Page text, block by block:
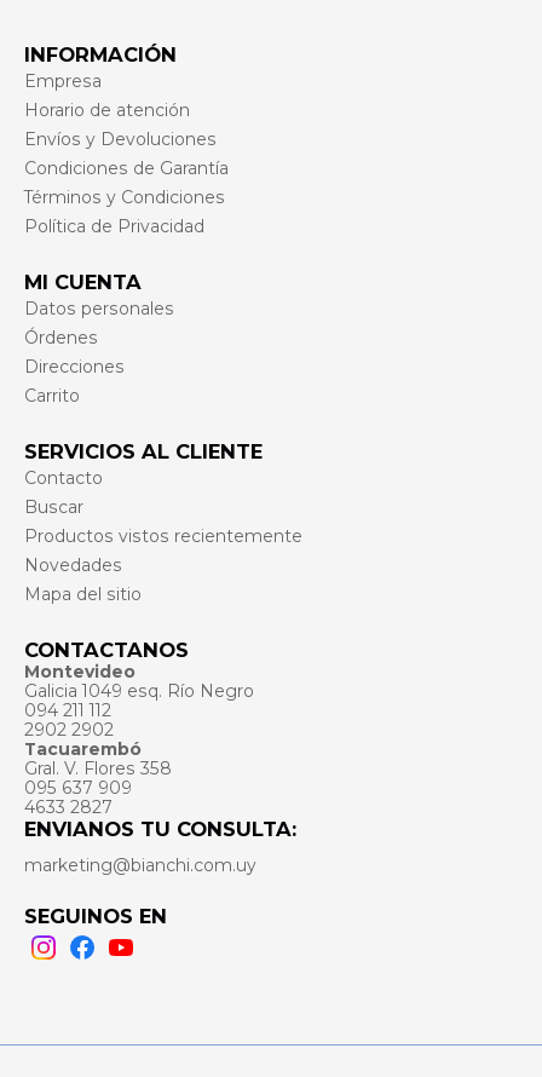
INFORMACIÓN
Empresa
Horario de atención
Envíos y Devoluciones
Condiciones de Garantía
Términos y Condiciones
Política de Privacidad
MI CUENTA
Datos personales
Órdenes
Direcciones
Carrito
SERVICIOS AL CLIENTE
Contacto
Buscar
Productos vistos recientemente
Novedades
Mapa del sitio
CONTACTANOS
Montevideo
Galicia 1049 esq. Río Negro
094 211 112
2902 2902
Tacuarembó
Gral. V. Flores 358
095 637 909
4633 2827
ENVIANOS TU CONSULTA:
marketing@bianchi.com.uy
SEGUINOS EN
Instagram
FacebookYoutube